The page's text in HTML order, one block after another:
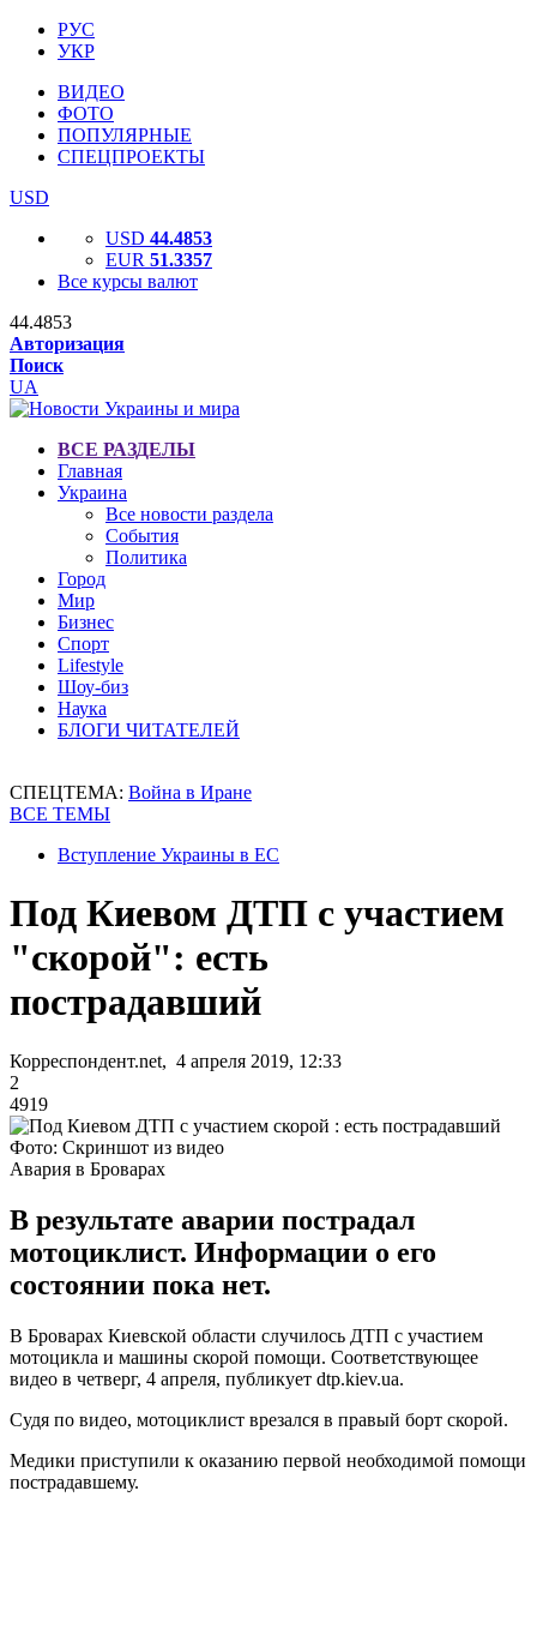
РУС
УКР
ВИДЕО
ФОТО
ПОПУЛЯРНЫЕ
СПЕЦПРОЕКТЫ
USD
USD 44.4853
EUR 51.3357
Все курсы валют
44.4853
Авторизация
Поиск
UA
ВСЕ РАЗДЕЛЫ
Главная
Украина
Все новости раздела
События
Политика
Город
Мир
Бизнес
Спорт
Lifestyle
Шоу-биз
Наука
БЛОГИ ЧИТАТЕЛЕЙ
СПЕЦТЕМА: Война в Иране
ВСЕ ТЕМЫ
Вступление Украины в ЕС
Под Киевом ДТП с участием
"скорой": есть
пострадавший
Корреспондент.net, 4 апреля 2019, 12:33
2
4919
Фото: Скриншот из видео
Авария в Броварах
В результате аварии пострадал
мотоциклист. Информации о его
состоянии пока нет.
В Броварах Киевской области случилось ДТП с участием
мотоцикла и машины скорой помощи. Соответствующее
видео в четверг, 4 апреля, публикует dtp.kiev.ua.
Судя по видео, мотоциклист врезался в правый борт скорой.
Медики приступили к оказанию первой необходимой помощи
пострадавшему.